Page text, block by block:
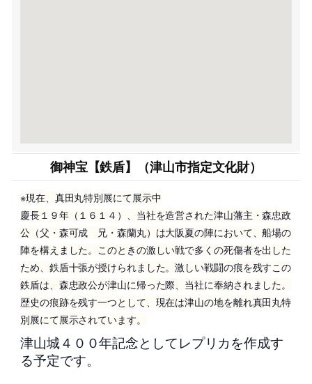
御神宝【鉄盾】（津山市指定文化財）
※現在、真田丸特別展にて展示中
慶長１９年（１６１４）、当社を造営された津山藩主・森忠政
公（父・森可成 兄・森蘭丸）は大阪夏の陣において、船場の
陣を構えました。このときの激しい戦で多くの死傷者を出した
ため、鉄盾十張が授けられました。激しい戦闘の痕を残すこの
鉄盾は、森忠政公が津山に帰った際、当社に奉納されました。
歴史の痕跡を残す一つとして、現在は津山の地を離れ真田丸特
別展にて展示されています。
津山城４００年記念としてレプリカを作成す
る予定です。